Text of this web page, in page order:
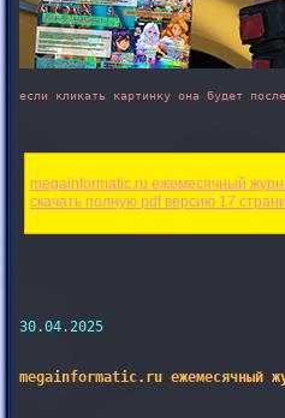
если кликать картинку она будет
megainformatic.ru ежемесячный
30.04.2025
megainformatic.ru ежемесячный